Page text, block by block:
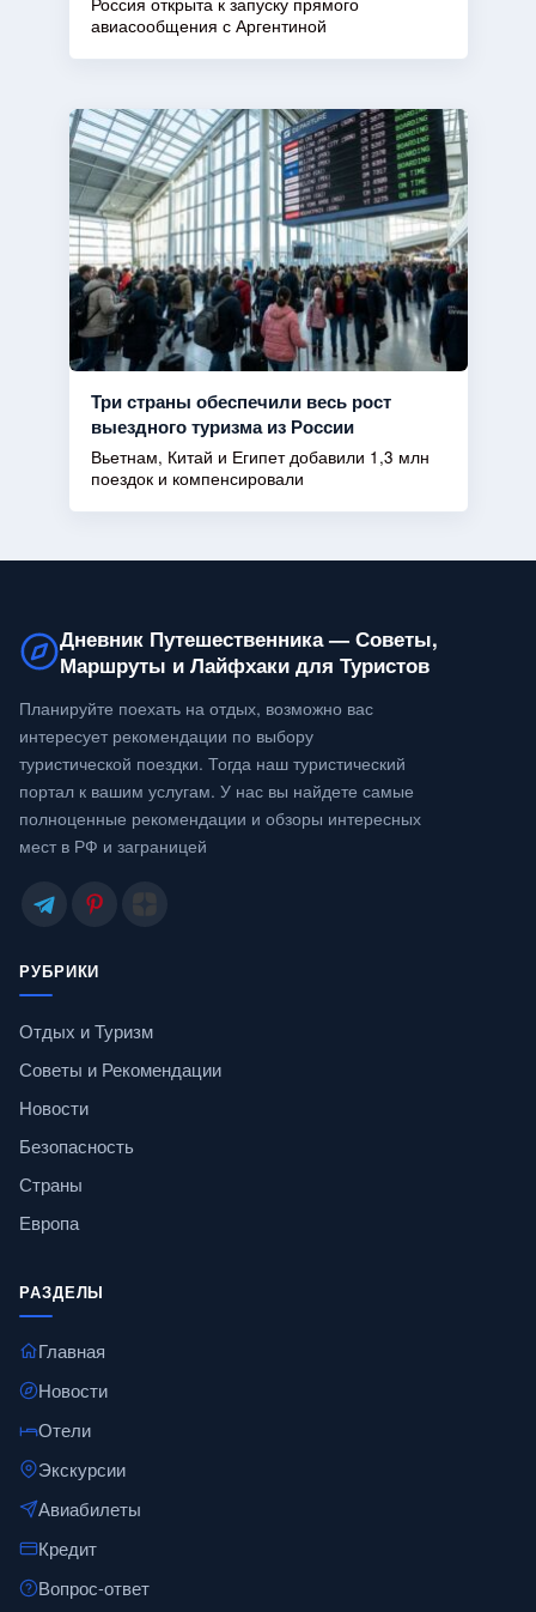
авиасообщения с Аргентиной
Три страны обеспечили весь рост
выездного туризма из России
Вьетнам, Китай и Египет добавили 1,3 млн
поездок и компенсировали
Дневник Путешественника — Советы,
Маршруты и Лайфхаки для Туристов
Планируйте поехать на отдых, возможно вас
интересует рекомендации по выбору
туристической поездки. Тогда наш туристический
портал к вашим услугам. У нас вы найдете самые
полноценные рекомендации и обзоры интересных
мест в РФ и заграницей
РУБРИКИ
Отдых и Туризм
Советы и Рекомендации
Новости
Безопасность
Страны
Европа
РАЗДЕЛЫ
Главная
Новости
Отели
Экскурсии
Авиабилеты
Кредит
Вопрос-ответ